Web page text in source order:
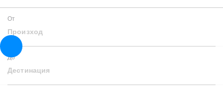
От
Произход
До
Дестинация